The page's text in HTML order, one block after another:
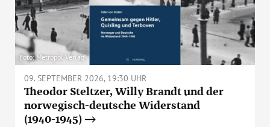
Foto: Metropol Verlag
09. SEPTEMBER 2026, 19:30 UHR
Theodor Steltzer, Willy Brandt und der
norwegisch-deutsche Widerstand
(1940-1945)